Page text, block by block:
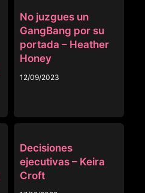
No juzgues un
GangBang por su
portada – Heather
Honey
12/09/2023
Decisiones
ejecutivas – Keira
Croft